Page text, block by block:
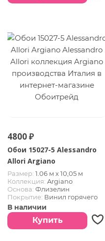
4800 ₽
Обои 15027-5 Alessandro
Allori Argiano
Размер: 1.06 м х 10,05 м
Коллекция: Argiano
Основа: Флизелин
Покрытие: Винил горячего
тиснения
Страна:Италия
В наличии
Купить